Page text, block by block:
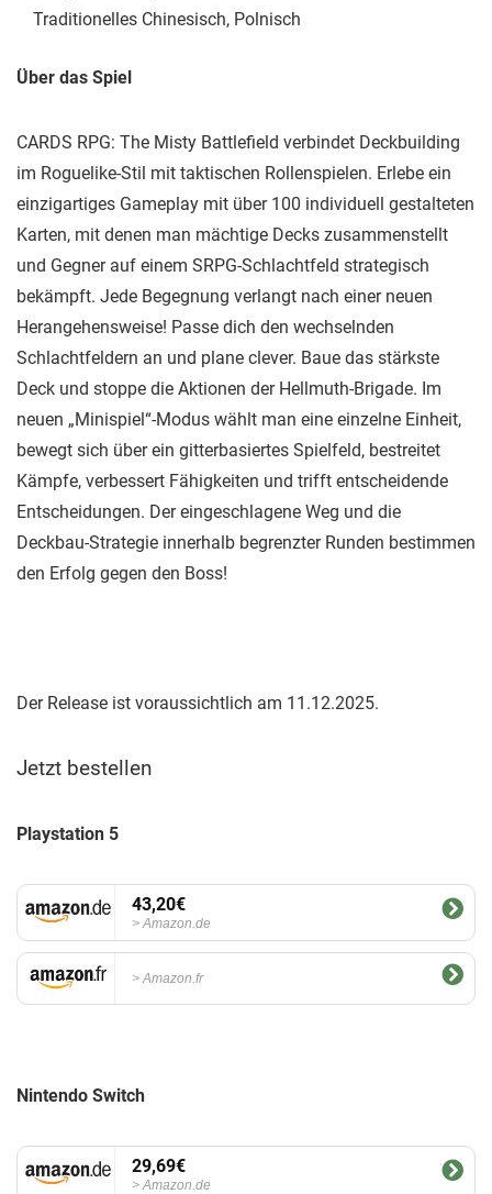
Traditionelles Chinesisch, Polnisch
Über das Spiel
CARDS RPG: The Misty Battlefield verbindet Deckbuilding
im Roguelike-Stil mit taktischen Rollenspielen. Erlebe ein
einzigartiges Gameplay mit über 100 individuell gestalteten
Karten, mit denen man mächtige Decks zusammenstellt
und Gegner auf einem SRPG-Schlachtfeld strategisch
bekämpft. Jede Begegnung verlangt nach einer neuen
Herangehensweise! Passe dich den wechselnden
Schlachtfeldern an und plane clever. Baue das stärkste
Deck und stoppe die Aktionen der Hellmuth-Brigade. Im
neuen „Minispiel“-Modus wählt man eine einzelne Einheit,
bewegt sich über ein gitterbasiertes Spielfeld, bestreitet
Kämpfe, verbessert Fähigkeiten und trifft entscheidende
Entscheidungen. Der eingeschlagene Weg und die
Deckbau-Strategie innerhalb begrenzter Runden bestimmen
den Erfolg gegen den Boss!
Der Release ist voraussichtlich am 11.12.2025.
Jetzt bestellen
Playstation 5
43,20€
Amazon.de
Amazon.fr
Nintendo Switch
29,69€
Amazon.de